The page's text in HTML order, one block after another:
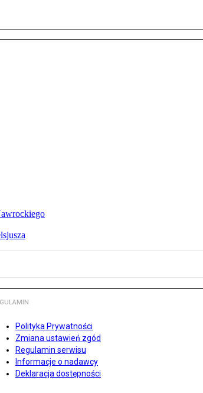
Polityka Prywatności
Zmiana ustawień zgód
Regulamin serwisu
Informacje o nadawcy
Deklaracja dostępności